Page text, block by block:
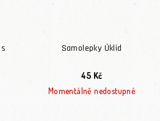
Samolepky Úklid
45 Kč
Momentálně nedostupné